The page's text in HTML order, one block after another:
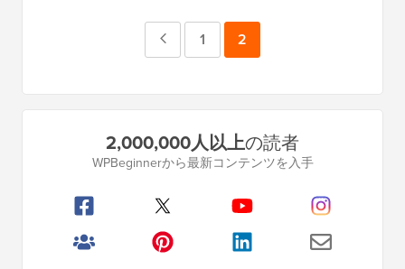
ペ
ー
ペ
ジ
1
ペ
ジ
2
2,000,000人以上の読者
WPBeginnerから最新コンテンツを入手